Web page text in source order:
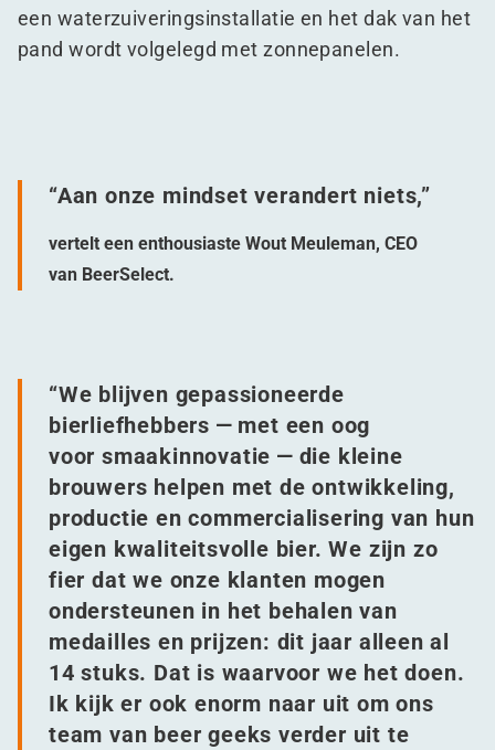
een waterzuiveringsinstallatie en het dak van het
pand wordt volgelegd met zonnepanelen.
“Aan onze mindset verandert niets,”
vertelt een enthousiaste Wout Meuleman, CEO
van BeerSelect.
“We blijven gepassioneerde
bierliefhebbers — met een oog
voor smaakinnovatie — die kleine
brouwers helpen met de ontwikkeling,
productie en commercialisering van hun
eigen kwaliteitsvolle bier. We zijn zo
fier dat we onze klanten mogen
ondersteunen in het behalen van
medailles en prijzen: dit jaar alleen al
14 stuks. Dat is waarvoor we het doen.
Ik kijk er ook enorm naar uit om ons
team van beer geeks verder uit te